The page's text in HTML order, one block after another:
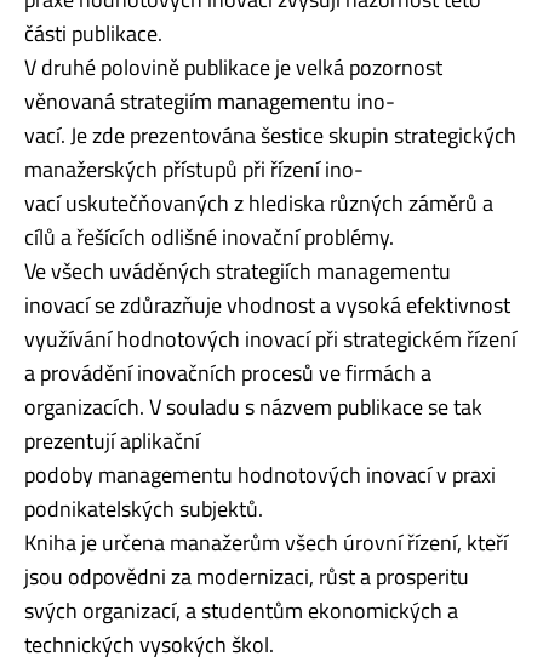
části publikace.
V druhé polovině publikace je velká pozornost
věnovaná strategiím managementu ino-
vací. Je zde prezentována šestice skupin strategických
manažerských přístupů při řízení ino-
vací uskutečňovaných z hlediska různých záměrů a
cílů a řešících odlišné inovační problémy.
Ve všech uváděných strategiích managementu
inovací se zdůrazňuje vhodnost a vysoká efektivnost
využívání hodnotových inovací při strategickém řízení
a provádění inovačních procesů ve firmách a
organizacích. V souladu s názvem publikace se tak
prezentují aplikační
podoby managementu hodnotových inovací v praxi
podnikatelských subjektů.
Kniha je určena manažerům všech úrovní řízení, kteří
jsou odpovědni za modernizaci, růst a prosperitu
svých organizací, a studentům ekonomických a
technických vysokých škol.